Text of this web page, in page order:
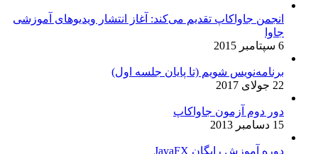
انجمن جاواکاپ تقدیم می‌کند: آغاز انتشار ویدیوهای آموزشی
جاوا
6 سپتامبر 2015
برنامه‌نویس شویم (تا پایان جلسه اول)
22 جولای 2017
دور دوم آزمون جاواکاپ
15 دسامبر 2013
دوره آموزش رایگان JavaFX